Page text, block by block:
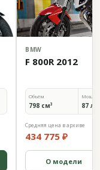
BMW
F 800R 2012
Объём
798 см³ 87
Средняя цена в архиве
434 775 ₽
О модели